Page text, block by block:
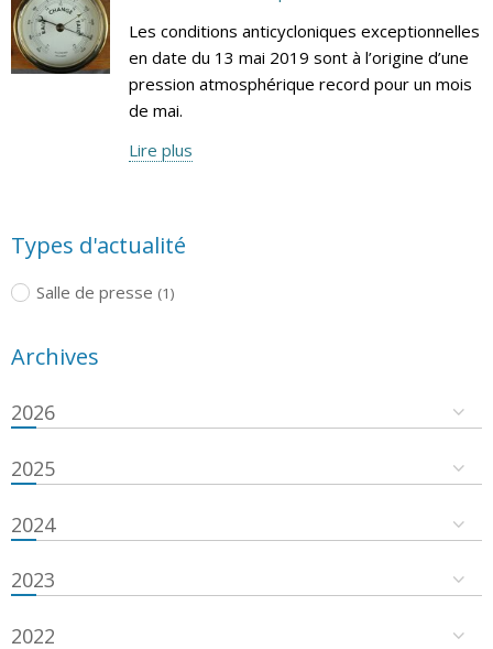
Les conditions anticycloniques exceptionnelles
en date du 13 mai 2019 sont à l’origine d’une
pression atmosphérique record pour un mois
de mai.
Lire plus
Types d'actualité
Salle de presse (1)
Archives
2026
2025
2024
2023
2022